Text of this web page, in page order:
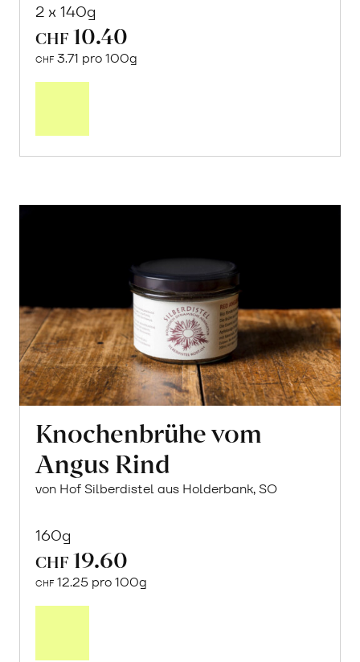
2 x 140g
CHF 10.40
CHF 3.71 pro 100g
Knochenbrühe vom
Angus Rind
von Hof Silberdistel aus Holderbank, SO
160g
CHF 19.60
CHF 12.25 pro 100g